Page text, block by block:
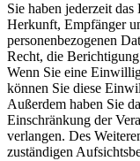
Sie haben jederzeit
Herkunft, Empfänger
personenbezogenen
Recht, die
Wenn Sie eine
können Sie diese
Außerdem haben Sie
Einschränkung der
verlangen. Des
zuständigen